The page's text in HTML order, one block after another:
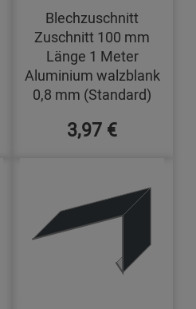
Blechzuschnitt
Zuschnitt 100 mm
Länge 1 Meter
Aluminium walzblank
0,8 mm (Standard)
3,97 €